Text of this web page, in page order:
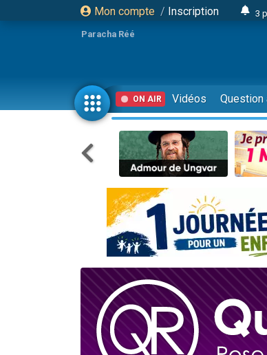
Mon compte / Inscription
3
2
13
2
3
Paracha Réé
ON AIR Vidéos Question